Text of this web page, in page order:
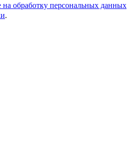
на обработку персональных данных
.